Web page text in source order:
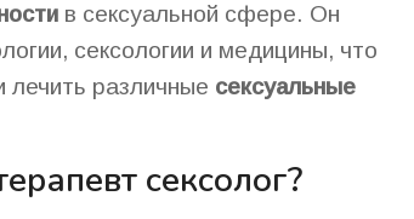
в сексуальной сфере. Он
сексологии и медицины, что
лечить различные сексуальные
сексолог?